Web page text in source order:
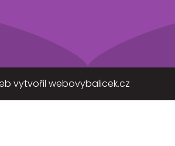
vytvořil webovybalicek.cz